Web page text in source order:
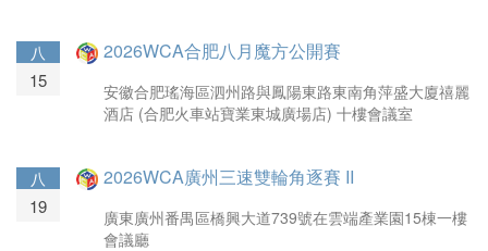
八
15
2026WCA合肥八月魔方公開賽
安徽合肥瑤海區泗州路與鳳陽東路東南角萍盛大廈禧麗
酒店 (合肥火車站寶業東城廣場店) 十樓會議室
八
19
2026WCA廣州三速雙輪角逐賽 II
廣東廣州番禺區橋興大道739號在雲端產業園15棟一樓
會議廳